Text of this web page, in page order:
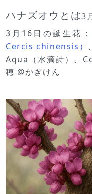
ハナズオウとは3
3月16日の誕生花：
Cercis chinensis） 、
Aqua（水滴詩）、
穂 @かぎけん